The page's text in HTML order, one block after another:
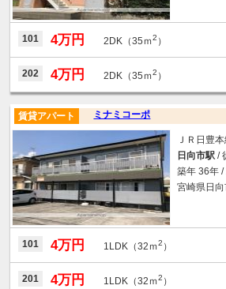
101 4万円 2DK（35ｍ2 ）
202 4万円 2DK（35ｍ2 ）
ミナミコーポ
賃貸アパート
ＪＲ日豊本
日向市駅 /
築年 36年 /
宮崎県日
101 4万円 1LDK（32ｍ2 ）
201 4万円 1LDK（32ｍ2 ）